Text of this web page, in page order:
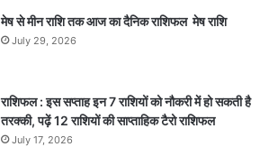
मेष से मीन राशि तक आज का दैनिक राशिफल मेष राशि
July 29, 2026
राशिफल : इस सप्ताह इन 7 राशियों को नौकरी में हो सकती है
तरक्की, पढ़ें 12 राशियों की साप्ताहिक टैरो राशिफल
July 17, 2026